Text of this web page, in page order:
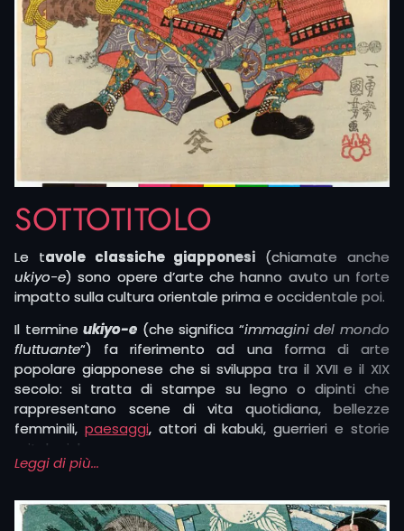
SOTTOTITOLO
Le tavole classiche giapponesi (chiamate anche
ukiyo-e) sono opere d’arte che hanno avuto un forte
impatto sulla cultura orientale prima e occidentale poi.
Il termineukiyo-e (che significa “immagini del mondo
fluttuante“) fa riferimento ad una forma di arte
popolare giapponese che si sviluppa tra il XVII e il XIX
secolo: si tratta di stampe su legno o dipinti che
rappresentano scene di vita quotidiana, bellezze
femminili, paesaggi, attori di kabuki, guerrieri e storie
mitologiche.
composizioni dinamiche e uso intenso dei colori, sono
diventate una delle forme artistiche più influenti del
Leggi di più...